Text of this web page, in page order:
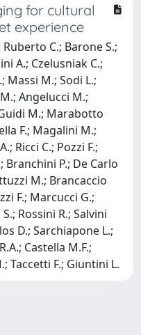
for cultural
experience
C.; Barone S.;
A.; Czelusniak C.;
Massi M.; Sodi L.;
Angelucci M.;
M.; Marabotto
F.; Magalini M.;
Ricci C.; Pozzi F.;
Branchini P.; De Carlo
M.; Brancaccio
F.; Marcucci G.;
Rossini R.; Salvini
D.; Sarchiapone L.;
Castella M.F.;
Taccetti F.; Giuntini L.